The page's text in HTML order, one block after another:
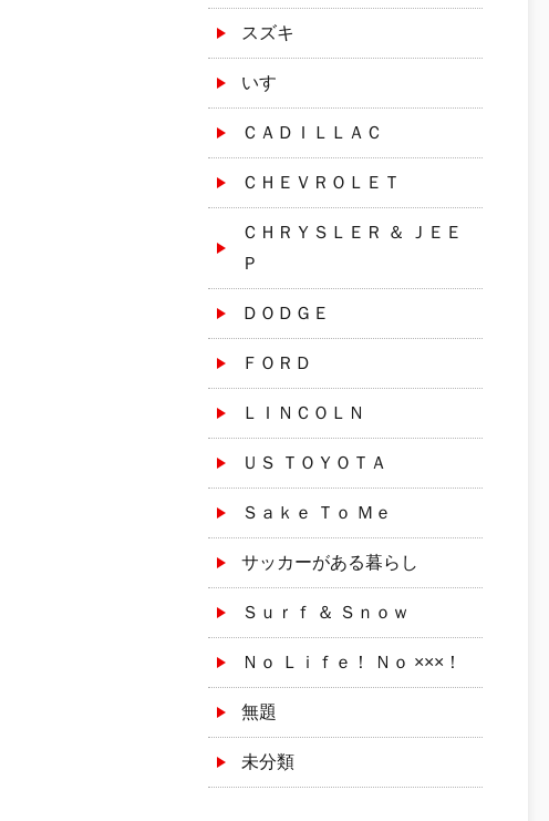
スズキ
いすゞ
ＣＡＤＩＬＬＡＣ
ＣＨＥＶＲＯＬＥＴ
ＣＨＲＹＳＬＥＲ ＆ ＪＥＥ
Ｐ
ＤＯＤＧＥ
ＦＯＲＤ
ＬＩＮＣＯＬＮ
ＵＳ ＴＯＹＯＴＡ
Ｓａｋｅ Ｔｏ Ｍｅ
サッカーがある暮らし
Ｓｕｒｆ ＆ Ｓｎｏｗ
Ｎｏ Ｌｉｆｅ！ Ｎｏ ×××！
無題
未分類